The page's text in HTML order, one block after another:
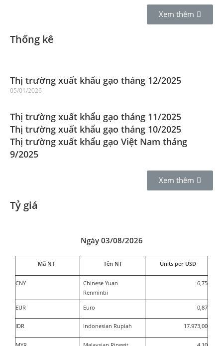
Xem thêm
Thống kê
Thị trường xuất khẩu gạo tháng 12/2025
05/01/2026
Thị trường xuất khẩu gạo tháng 11/2025
Thị trường xuất khẩu gạo tháng 10/2025
Thị trường xuất khẩu gạo Việt Nam tháng
9/2025
Xem thêm
Tỷ giá
Ngày 03/08/2026
Mã NT Tên NT Units per USD
CNY
Chinese Yuan
Renminbi
6,75
EUR Euro 0,87
IDR Indonesian Rupiah 17.973,00